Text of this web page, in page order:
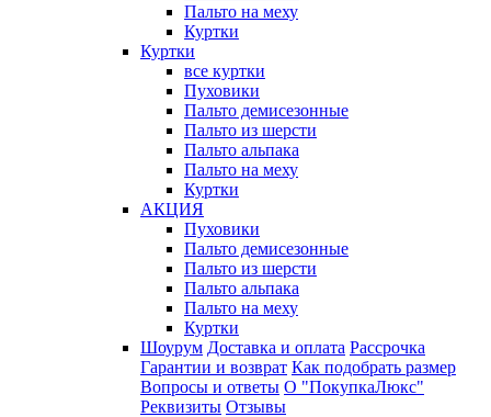
Пальто на меху
Куртки
Куртки
все куртки
Пуховики
Пальто демисезонные
Пальто из шерсти
Пальто альпака
Пальто на меху
Куртки
АКЦИЯ
Пуховики
Пальто демисезонные
Пальто из шерсти
Пальто альпака
Пальто на меху
Куртки
Шоурум Доставка и оплата Рассрочка
Гарантии и возврат Как подобрать размер
Вопросы и ответы О "ПокупкаЛюкс"
Реквизиты Отзывы